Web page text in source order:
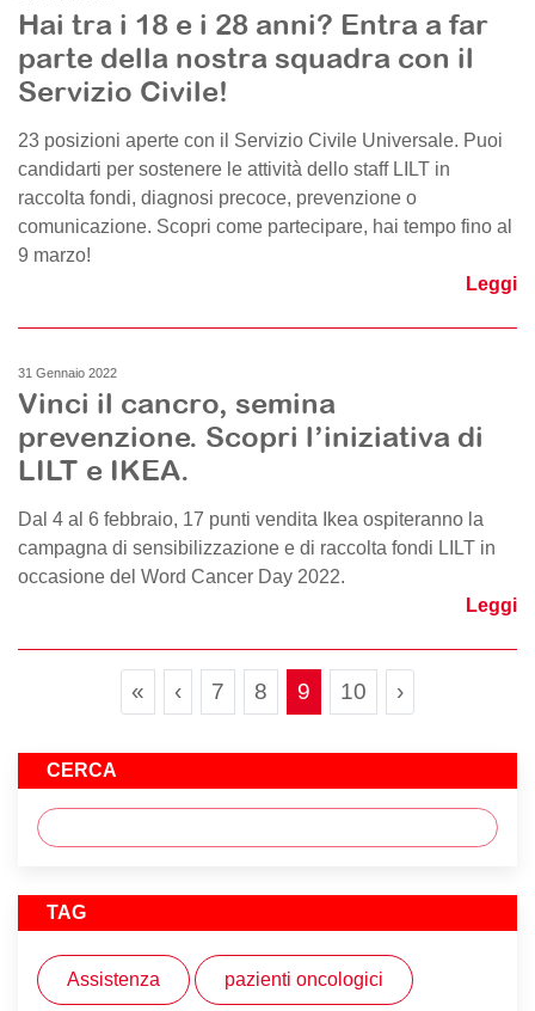
Hai tra i 18 e i 28 anni? Entra a far
parte della nostra squadra con il
Servizio Civile!
23 posizioni aperte con il Servizio Civile Universale. Puoi
candidarti per sostenere le attività dello staff LILT in
raccolta fondi, diagnosi precoce, prevenzione o
comunicazione. Scopri come partecipare, hai tempo fino al
9 marzo!
Leggi
31 Gennaio 2022
Vinci il cancro, semina
prevenzione. Scopri l’iniziativa di
LILT e IKEA.
Dal 4 al 6 febbraio, 17 punti vendita Ikea ospiteranno la
campagna di sensibilizzazione e di raccolta fondi LILT in
occasione del Word Cancer Day 2022.
Leggi
Page navigation
« ‹ Page
7 Page
8 Current Page
9 Page
10 ›
CERCA
TAG
Assistenza pazienti oncologici